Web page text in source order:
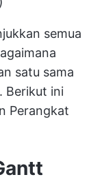
semua
satu sama
Berikut ini
Perangkat